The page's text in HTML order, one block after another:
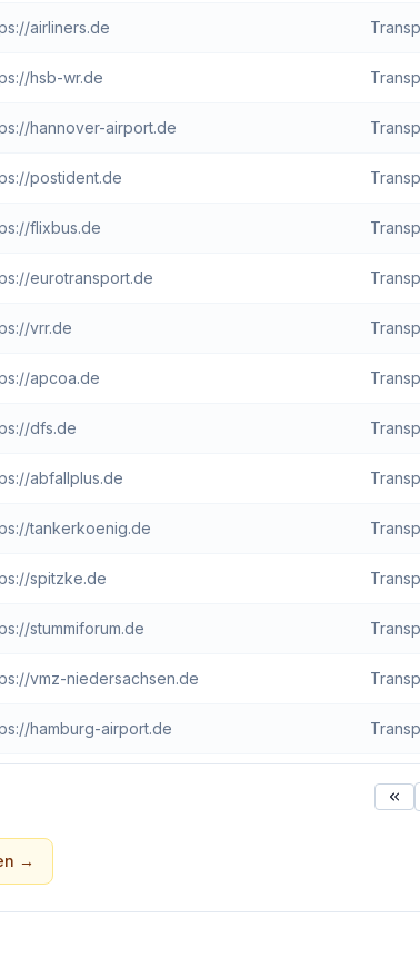
airliners.de
hsb-wr.de
hannover-airport.de
postident.de
flixbus.de
eurotransport.de
vrr.de
apcoa.de
dfs.de
abfallplus.de
tankerkoenig.de
spitzke.de
stummiforum.de
vmz-niedersachsen.de
hamburg-airport.de
→